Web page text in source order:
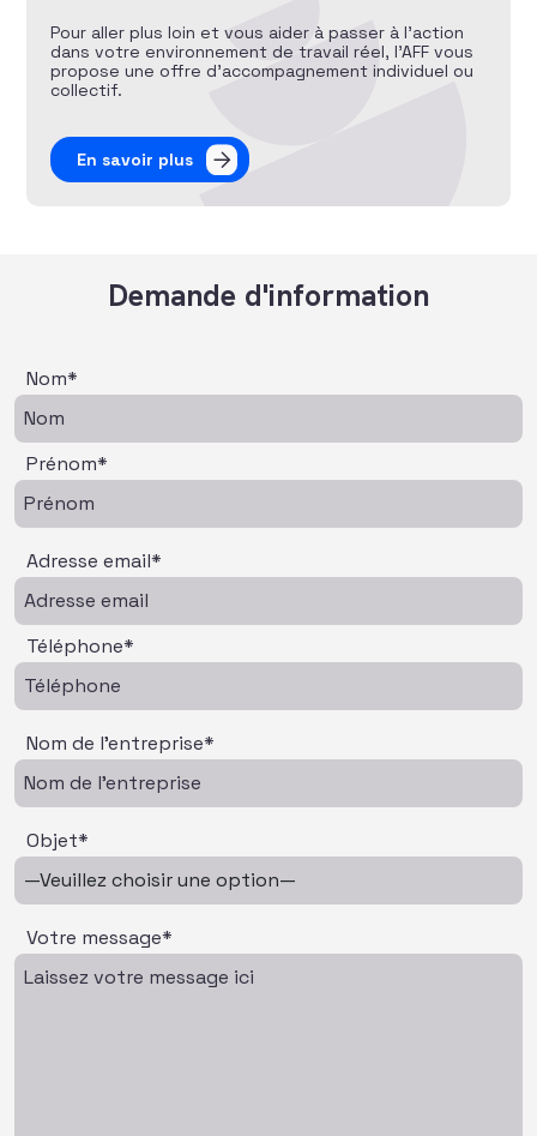
Pour aller plus loin et vous aider à passer à l’action
dans votre environnement de travail réel, l’AFF vous
propose une offre d’accompagnement individuel ou
collectif.
En savoir plus
Demande d'information
Nom*
Prénom*
Adresse email*
Téléphone*
Nom de l'entreprise*
Objet*
Votre message*